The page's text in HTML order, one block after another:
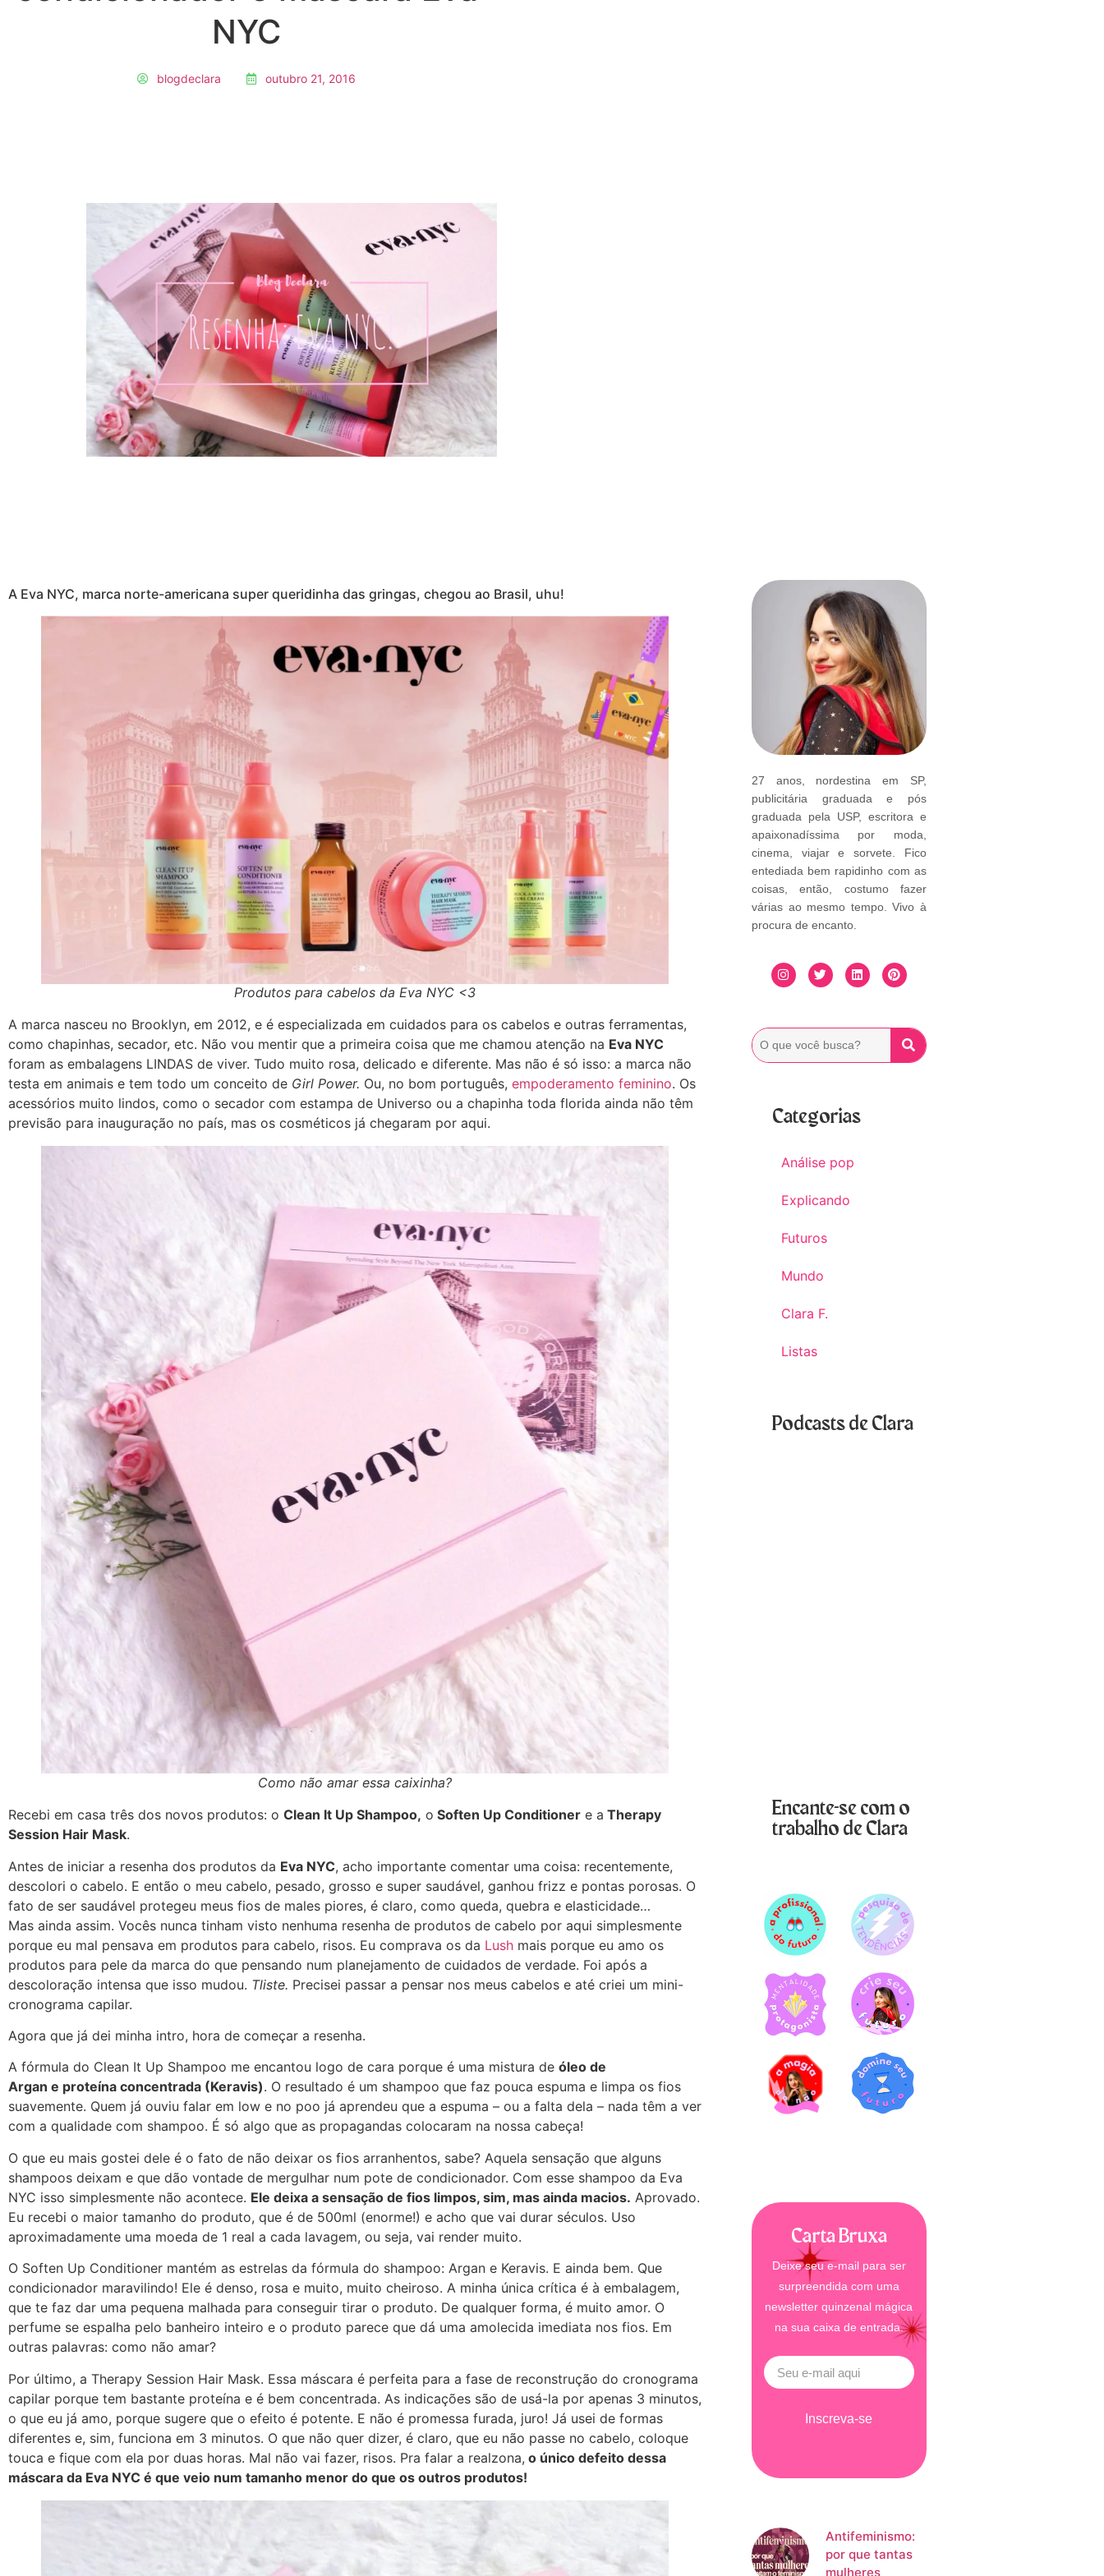
NYC
blogdeclara outubro 21, 2016
A Eva NYC, marca norte-americana super queridinha das gringas, chegou ao Brasil, uhu!
Produtos para cabelos da Eva NYC <3
A marca nasceu no Brooklyn, em 2012, e é especializada em cuidados para os cabelos e outras ferramentas,
como chapinhas, secador, etc. Não vou mentir que a primeira coisa que me chamou atenção na Eva NYC
foram as embalagens LINDAS de viver. Tudo muito rosa, delicado e diferente. Mas não é só isso: a marca não
testa em animais e tem todo um conceito de Girl Power. Ou, no bom português, empoderamento feminino. Os
acessórios muito lindos, como o secador com estampa de Universo ou a chapinha toda florida ainda não têm
previsão para inauguração no país, mas os cosméticos já chegaram por aqui.
Como não amar essa caixinha?
Recebi em casa três dos novos produtos: o Clean It Up Shampoo, o Soften Up Conditioner e a Therapy
Session Hair Mask.
Antes de iniciar a resenha dos produtos da Eva NYC, acho importante comentar uma coisa: recentemente,
descolori o cabelo. E então o meu cabelo, pesado, grosso e super saudável, ganhou frizz e pontas porosas. O
fato de ser saudável protegeu meus fios de males piores, é claro, como queda, quebra e elasticidade…
Mas ainda assim. Vocês nunca tinham visto nenhuma resenha de produtos de cabelo por aqui simplesmente
porque eu mal pensava em produtos para cabelo, risos. Eu comprava os da Lush mais porque eu amo os
produtos para pele da marca do que pensando num planejamento de cuidados de verdade. Foi após a
descoloração intensa que isso mudou. Tliste. Precisei passar a pensar nos meus cabelos e até criei um mini-
cronograma capilar.
Agora que já dei minha intro, hora de começar a resenha.
A fórmula do Clean It Up Shampoo me encantou logo de cara porque é uma mistura de óleo de
Argan e proteína concentrada (Keravis). O resultado é um shampoo que faz pouca espuma e limpa os fios
suavemente. Quem já ouviu falar em low e no poo já aprendeu que a espuma – ou a falta dela – nada têm a ver
com a qualidade com shampoo. É só algo que as propagandas colocaram na nossa cabeça!
O que eu mais gostei dele é o fato de não deixar os fios arranhentos, sabe? Aquela sensação que alguns
shampoos deixam e que dão vontade de mergulhar num pote de condicionador. Com esse shampoo da Eva
NYC isso simplesmente não acontece. Ele deixa a sensação de fios limpos, sim, mas ainda macios. Aprovado.
Eu recebi o maior tamanho do produto, que é de 500ml (enorme!) e acho que vai durar séculos. Uso
aproximadamente uma moeda de 1 real a cada lavagem, ou seja, vai render muito.
O Soften Up Conditioner mantém as estrelas da fórmula do shampoo: Argan e Keravis. E ainda bem. Que
condicionador maravilindo! Ele é denso, rosa e muito, muito cheiroso. A minha única crítica é à embalagem,
que te faz dar uma pequena malhada para conseguir tirar o produto. De qualquer forma, é muito amor. O
perfume se espalha pelo banheiro inteiro e o produto parece que dá uma amolecida imediata nos fios. Em
outras palavras: como não amar?
Por último, a Therapy Session Hair Mask. Essa máscara é perfeita para a fase de reconstrução do cronograma
capilar porque tem bastante proteína e é bem concentrada. As indicações são de usá-la por apenas 3 minutos,
o que eu já amo, porque sugere que o efeito é potente. E não é promessa furada, juro! Já usei de formas
diferentes e, sim, funciona em 3 minutos. O que não quer dizer, é claro, que eu não passe no cabelo, coloque
touca e fique com ela por duas horas. Mal não vai fazer, risos. Pra falar a realzona, o único defeito dessa
máscara da Eva NYC é que veio num tamanho menor do que os outros produtos!
27 anos, nordestina em SP,
publicitária graduada e pós
graduada pela USP, escritora e
apaixonadíssima por moda,
cinema, viajar e sorvete. Fico
entediada bem rapidinho com as
coisas, então, costumo fazer
várias ao mesmo tempo. Vivo à
procura de encanto.
Categorias
Análise pop
Explicando
Futuros
Mundo
Clara F.
Listas
Podcasts de Clara
Encante-se com o
trabalho de Clara
Carta Bruxa
Deixe seu e-mail para ser
surpreendida com uma
newsletter quinzenal mágica
na sua caixa de entrada.
Inscreva-se
Antifeminismo:
por que tantas
mulheres